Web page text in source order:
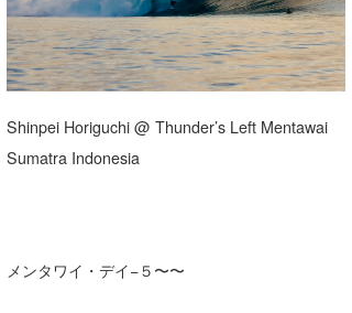
Shinpei Horiguchi @ Thunder’s Left Mentawai
Sumatra Indonesia
メンタワイ・デイ−５〜〜
千葉北
伊豆
大阪
その他
ルール＆How to